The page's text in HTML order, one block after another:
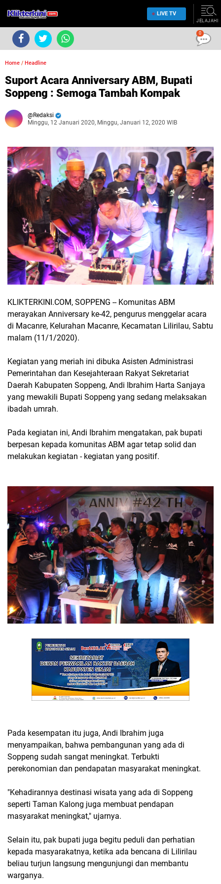
LIVE TV
JELAJAHI
Home / Headline
Suport Acara Anniversary ABM, Bupati
Soppeng : Semoga Tambah Kompak
Redaksi
Minggu, 12 Januari 2020, Minggu, Januari 12, 2020 WIB
KLIKTERKINI.COM, SOPPENG -- Komunitas ABM
merayakan Anniversary ke-42, pengurus menggelar acara
di Macanre, Kelurahan Macanre, Kecamatan Lilirilau, Sabtu
malam (11/1/2020).
Kegiatan yang meriah ini dibuka Asisten Administrasi
Pemerintahan dan Kesejahteraan Rakyat Sekretariat
Daerah Kabupaten Soppeng, Andi Ibrahim Harta Sanjaya
yang mewakili Bupati Soppeng yang sedang melaksakan
ibadah umrah.
Pada kegiatan ini, Andi Ibrahim mengatakan, pak bupati
berpesan kepada komunitas ABM agar tetap solid dan
melakukan kegiatan - kegiatan yang positif.
Pada kesempatan itu juga, Andi Ibrahim juga
menyampaikan, bahwa pembangunan yang ada di
Soppeng sudah sangat meningkat. Terbukti
perekonomian dan pendapatan masyarakat meningkat.
"Kehadirannya destinasi wisata yang ada di Soppeng
seperti Taman Kalong juga membuat pendapan
masyarakat meningkat," ujarnya.
Selain itu, pak bupati juga begitu peduli dan perhatian
kepada masyarakatnya, ketika ada bencana di Lilirilau
beliau turjun langsung mengunjungi dan membantu
warganya.
0